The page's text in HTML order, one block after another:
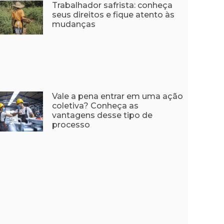
Trabalhador safrista: conheça
seus direitos e fique atento às
mudanças
Vale a pena entrar em uma ação
coletiva? Conheça as
vantagens desse tipo de
processo